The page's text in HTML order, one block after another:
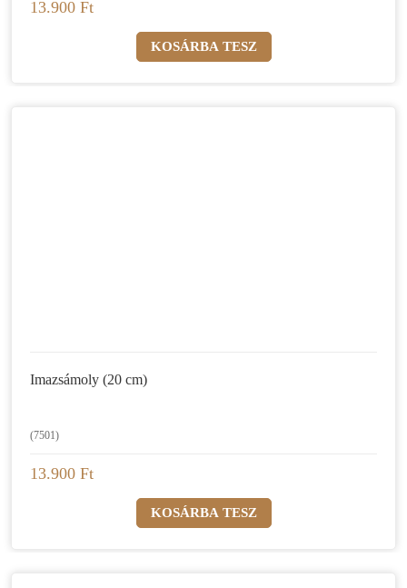
13.900 Ft
Imazsámoly (20 cm)
(7501)
13.900 Ft